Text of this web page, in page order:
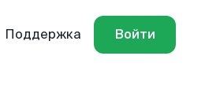
Поддержка Войти